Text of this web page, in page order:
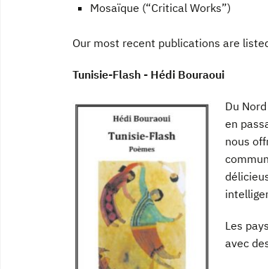
Mosaïque (“Critical Works”)
Our most recent publications are
Tunisie-Flash - Hédi Bouraoui
Du
en
nous
Les
avec